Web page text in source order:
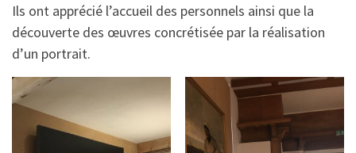
Ils ont apprécié l’accueil des personnels ainsi que la
découverte des œuvres concrétisée par la réalisation
d’un portrait.